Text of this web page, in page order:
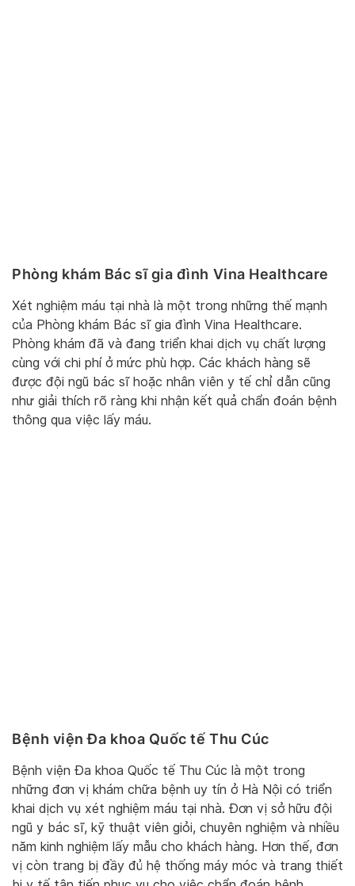
Phòng khám Bác sĩ gia đình Vina Healthcare
Xét nghiệm máu tại nhà là một trong những thế mạnh
của Phòng khám Bác sĩ gia đình Vina Healthcare.
Phòng khám đã và đang triển khai dịch vụ chất lượng
cùng với chi phí ở mức phù hợp. Các khách hàng sẽ
được đội ngũ bác sĩ hoặc nhân viên y tế chỉ dẫn cũng
như giải thích rõ ràng khi nhận kết quả chẩn đoán bệnh
thông qua việc lấy máu.
Bệnh viện Đa khoa Quốc tế Thu Cúc
Bệnh viện Đa khoa Quốc tế Thu Cúc là một trong
những đơn vị khám chữa bệnh uy tín ở Hà Nội có triển
khai dịch vụ xét nghiệm máu tại nhà. Đơn vị sở hữu đội
ngũ y bác sĩ, kỹ thuật viên giỏi, chuyên nghiệm và nhiều
năm kinh nghiệm lấy mẫu cho khách hàng. Hơn thế, đơn
vị còn trang bị đầy đủ hệ thống máy móc và trang thiết